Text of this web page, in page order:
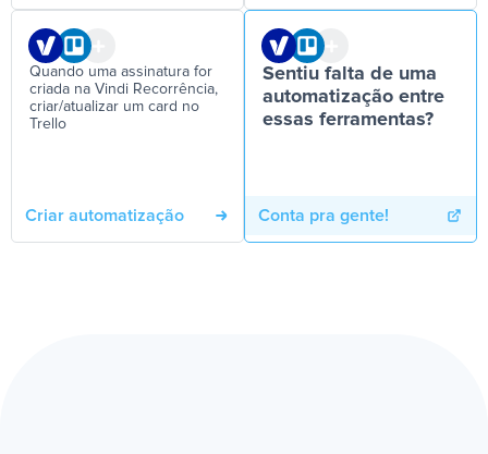
Quando uma assinatura for
criada na Vindi Recorrência,
criar/atualizar um card no
Trello
Criar automatização
Sentiu falta de uma
automatização entre
essas ferramentas?
Conta pra gente!